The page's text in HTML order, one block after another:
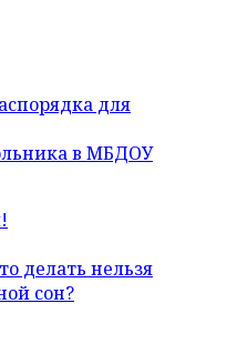
для
в МБДОУ
делать нельзя
сон?